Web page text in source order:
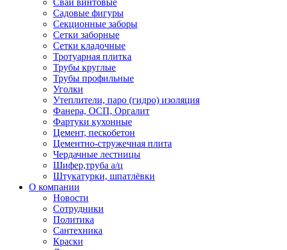
Сваи винтовые
Садовые фигуры
Секционные заборы
Сетки заборные
Сетки кладочные
Тротуарная плитка
Трубы круглые
Трубы профильные
Уголки
Утеплители, паро (гидро) изоляция
Фанера, ОСП, Оргалит
Фартуки кухонные
Цемент, пескобетон
Цементно-стружечная плита
Чердачные лестницы
Шифер,труба а/ц
Штукатурки, шпатлёвки
О компании
Новости
Сотрудники
Политика
Сантехника
Краски